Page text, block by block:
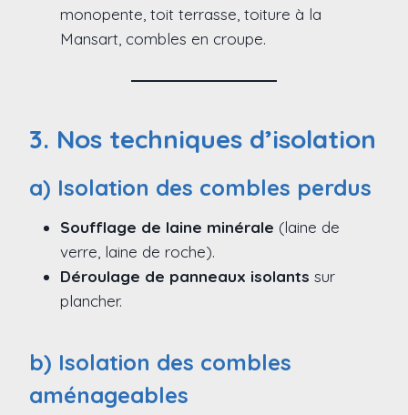
monopente, toit terrasse, toiture à la
Mansart, combles en croupe.
3. Nos techniques d’isolation
a) Isolation des combles perdus
Soufflage de laine minérale (laine de
verre, laine de roche).
Déroulage de panneaux isolants sur
plancher.
b) Isolation des combles
aménageables